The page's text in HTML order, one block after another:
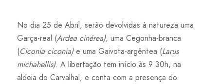
No dia 25 de Abril, serão devolvidas à natureza uma
Garça-real (Ardea cinérea), uma Cegonha-branca
(Ciconia ciconia) e uma Gaivota-argêntea (Larus
michahellis). A libertação tem início às 9:30h, na
aldeia do Carvalhal, e conta com a presença do